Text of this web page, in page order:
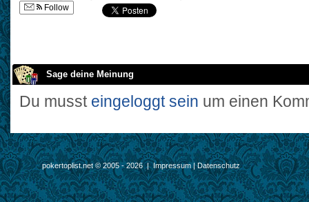
Follow
Sage deine Meinung
Du musst eingeloggt sein um einen
pokertoplist.net © 2005 - 2026 |Impressum |Datenschutz